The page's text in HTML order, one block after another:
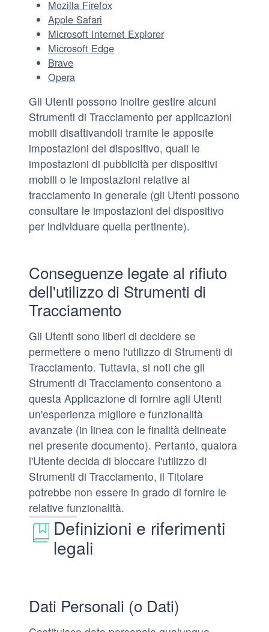
Mozilla Firefox
Apple Safari
Microsoft Internet Explorer
Microsoft Edge
Brave
Opera
Gli Utenti possono inoltre gestire alcuni
Strumenti di Tracciamento per applicazioni
mobili disattivandoli tramite le apposite
impostazioni del dispositivo, quali le
impostazioni di pubblicità per dispositivi
mobili o le impostazioni relative al
tracciamento in generale (gli Utenti possono
consultare le impostazioni del dispositivo
per individuare quella pertinente).
Conseguenze legate al rifiuto
dell'utilizzo di Strumenti di
Tracciamento
Gli Utenti sono liberi di decidere se
permettere o meno l'utilizzo di Strumenti di
Tracciamento. Tuttavia, si noti che gli
Strumenti di Tracciamento consentono a
questa Applicazione di fornire agli Utenti
un'esperienza migliore e funzionalità
avanzate (in linea con le finalità delineate
nel presente documento). Pertanto, qualora
l'Utente decida di bloccare l'utilizzo di
Strumenti di Tracciamento, il Titolare
potrebbe non essere in grado di fornire le
relative funzionalità.
Definizioni e riferimenti
legali
Dati Personali (o Dati)